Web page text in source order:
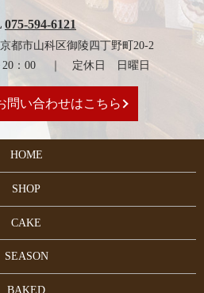
075-594-6121
都市山科区御陵四丁野町20-2
20：00 ｜ 定休日 日曜日
問い合わせはこちら
HOME
SHOP
CAKE
SEASON
BAKED